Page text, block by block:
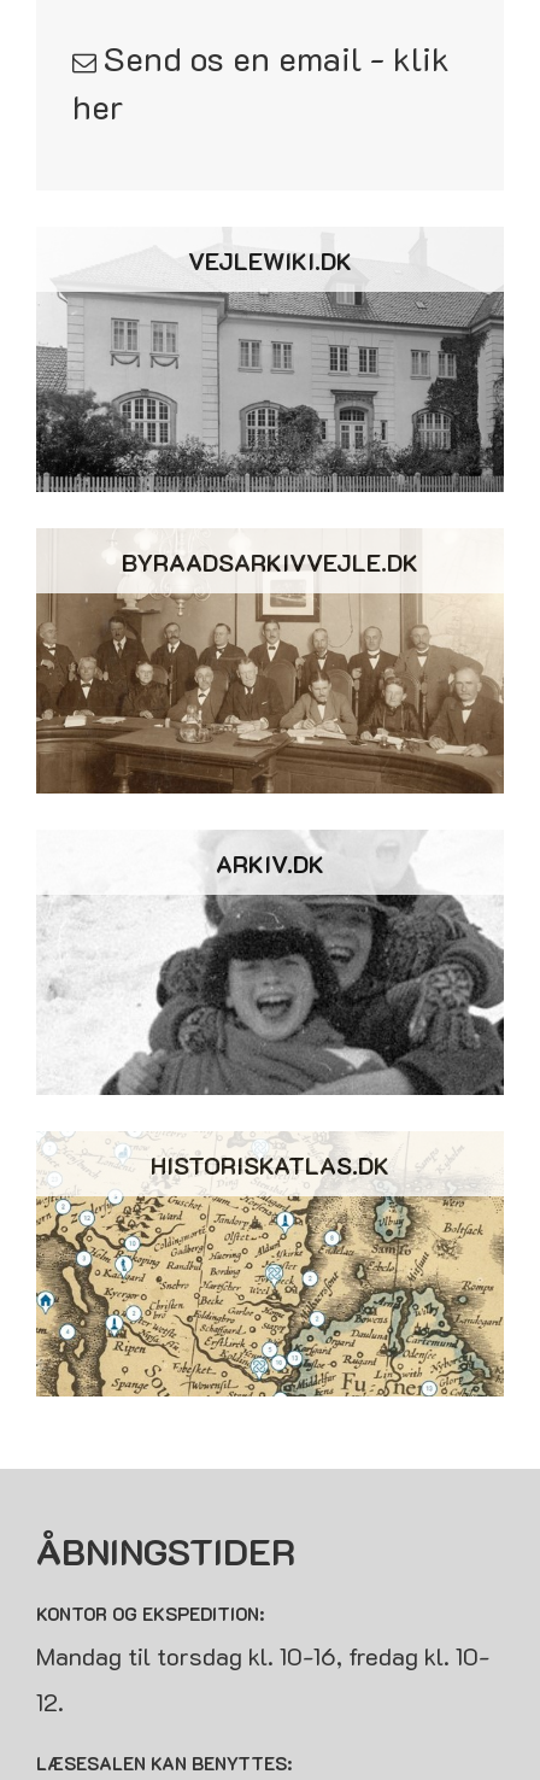
Send os en email - klik
her
VEJLEWIKI.DK
BYRAADSARKIVVEJLE.DK
ARKIV.DK
HISTORISKATLAS.DK
ÅBNINGSTIDER
KONTOR OG EKSPEDITION:
Mandag til torsdag kl. 10-16, fredag kl. 10-
12.
LÆSESALEN KAN BENYTTES: